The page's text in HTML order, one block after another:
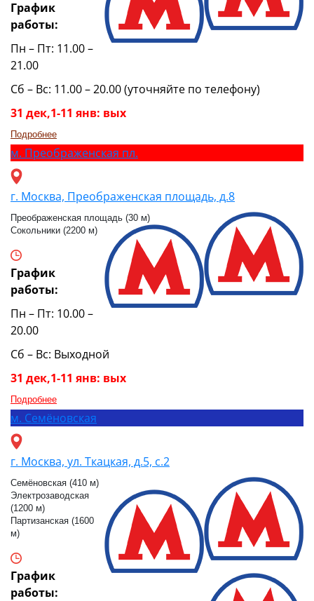
График
работы:
Пн – Пт: 11.00 –
21.00
Сб – Вс: 11.00 – 20.00 (уточняйте по телефону)
31 дек,1-11 янв: вых
Подробнее
м. Преображенская пл.
г. Москва, Преображенская площадь, д.8
Преображенская площадь (30 м)
Сокольники (2200 м)
График
работы:
Пн – Пт: 10.00 –
20.00
Сб – Вс: Выходной
31 дек,1-11 янв: вых
Подробнее
м. Семёновская
г. Москва, ул. Ткацкая, д.5, с.2
Семёновская (410 м)
Электрозаводская
(1200 м)
Партизанская (1600
м)
График
работы: